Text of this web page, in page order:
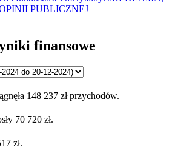
PUBLICZNEJ
finansowe
148 237 zł przychodów.
70 720 zł.
zł.